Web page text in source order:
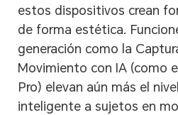
estos dispositivos crean
de forma estética.
generación como la
Movimiento con IA (como
Pro) elevan aún más el
inteligente a sujetos en